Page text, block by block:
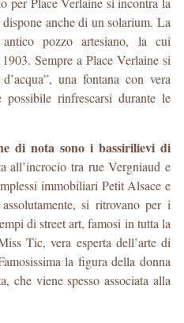
anche di un solarium. La
pozzo artesiano, la cui
Sempre a Place Verlaine si
una fontana con vera
rinfrescarsi durante le
di nota sono i bassirilievi di
all’incrocio tra rue Vergniaud e
immobiliari Petit Alsace e
si ritrovano per i
di street art, famosi in tutta la
Tic, vera esperta dell’arte di
la figura della donna
che viene spesso associata alla